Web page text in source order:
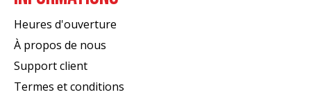
Heures d'ouverture
À propos de nous
Support client
Termes et conditions